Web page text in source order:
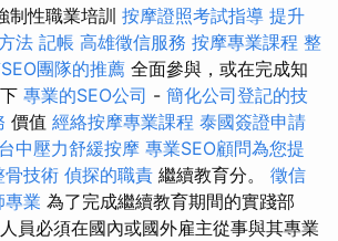
制性職業培訓 按摩證照考試指導 提升
法 記帳 高雄徵信服務 按摩專業課程 整
團隊的推薦 全面參與，或在完成知
專業的SEO公司 - 簡化公司登記的技
價值 經絡按摩專業課程 泰國簽證申請
台中壓力舒緩按摩 專業SEO顧問為您提
骨技術 偵探的職責 繼續教育分。 徵信
專業 為了完成繼續教育期間的實踐部
員必須在國內或國外雇主從事與其專業